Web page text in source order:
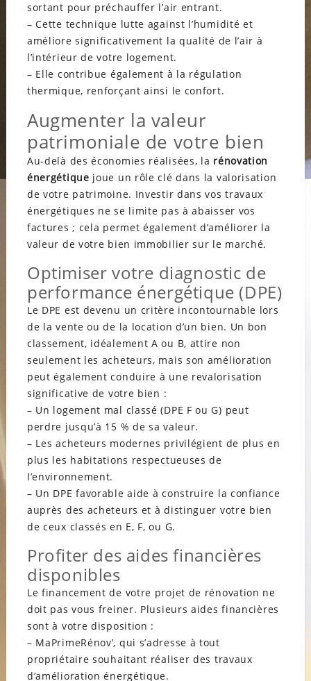
sortant pour préchauffer l’air entrant.
– Cette technique lutte against l’humidité et
améliore significativement la qualité de l’air à
l’intérieur de votre logement.
– Elle contribue également à la régulation
thermique, renforçant ainsi le confort.
Augmenter la valeur
patrimoniale de votre bien
Au-delà des économies réalisées, la rénovation
énergétique joue un rôle clé dans la valorisation
de votre patrimoine. Investir dans vos travaux
énergétiques ne se limite pas à abaisser vos
factures ; cela permet également d’améliorer la
valeur de votre bien immobilier sur le marché.
Optimiser votre diagnostic de
performance énergétique (DPE)
Le DPE est devenu un critère incontournable lors
de la vente ou de la location d’un bien. Un bon
classement, idéalement A ou B, attire non
seulement les acheteurs, mais son amélioration
peut également conduire à une revalorisation
significative de votre bien :
– Un logement mal classé (DPE F ou G) peut
perdre jusqu’à 15 % de sa valeur.
– Les acheteurs modernes privilégient de plus en
plus les habitations respectueuses de
l’environnement.
– Un DPE favorable aide à construire la confiance
auprès des acheteurs et à distinguer votre bien
de ceux classés en E, F, ou G.
Profiter des aides financières
disponibles
Le financement de votre projet de rénovation ne
doit pas vous freiner. Plusieurs aides financières
sont à votre disposition :
– MaPrimeRénov’, qui s’adresse à tout
propriétaire souhaitant réaliser des travaux
d’amélioration énergétique.